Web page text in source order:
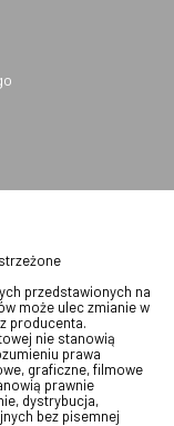
przedstawionych na
może ulec zmianie w
producenta.
nie stanowią
prawa
graficzne, filmowe
prawnie
dystrybucja,
bez pisemnej